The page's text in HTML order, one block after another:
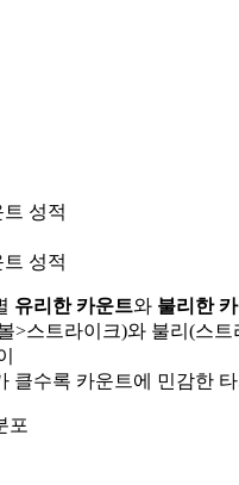
성적
성적
유리한 카운트와 불리한
>스트라이크)와 불리(스
클수록 카운트에 민감한
포